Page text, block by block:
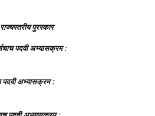
पुरस्कार
पदवी अभ्यासक्रम :
पदवी अभ्यासक्रम :